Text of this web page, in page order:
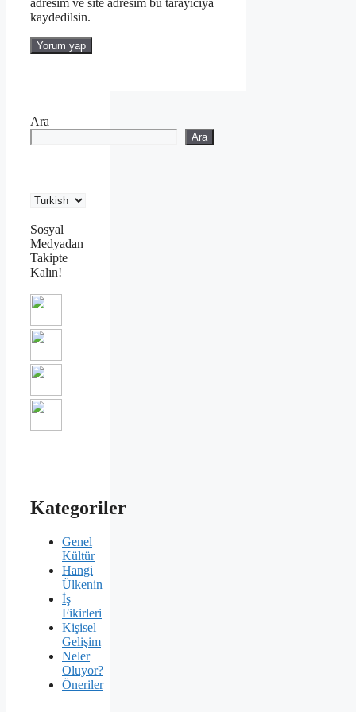
kaydedilsin.
Ara
Ara
Sosyal
Medyadan
Takipte
Kalın!
Kategoriler
Genel
Kültür
Hangi
Ülkenin
İş
Fikirleri
Kişisel
Gelişim
Neler
Oluyor?
Öneriler